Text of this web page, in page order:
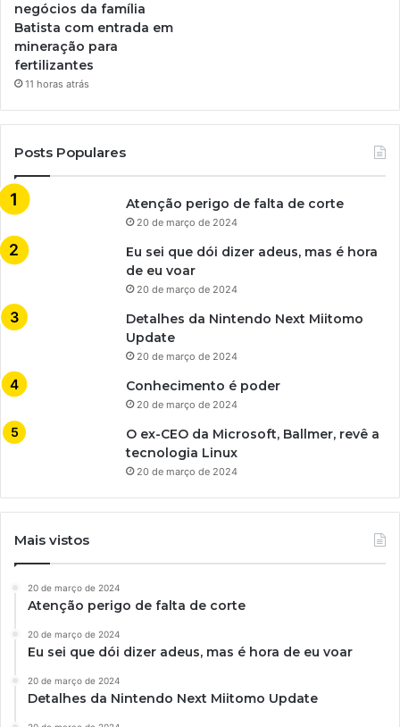
negócios da família
Batista com entrada em
mineração para
fertilizantes
11 horas atrás
Posts Populares
Atenção perigo de falta de corte
20 de março de 2024
Eu sei que dói dizer adeus, mas é hora
de eu voar
20 de março de 2024
Detalhes da Nintendo Next Miitomo
Update
20 de março de 2024
Conhecimento é poder
20 de março de 2024
O ex-CEO da Microsoft, Ballmer, revê a
tecnologia Linux
20 de março de 2024
Mais vistos
20 de março de 2024
Atenção perigo de falta de corte
20 de março de 2024
Eu sei que dói dizer adeus, mas é hora de eu voar
20 de março de 2024
Detalhes da Nintendo Next Miitomo Update